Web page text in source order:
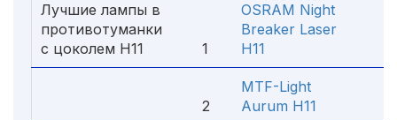
Лучшие лампы в
противотуманки
с цоколем H11
1
OSRAM Night
Breaker Laser
H11
2
MTF-Light
Aurum H11